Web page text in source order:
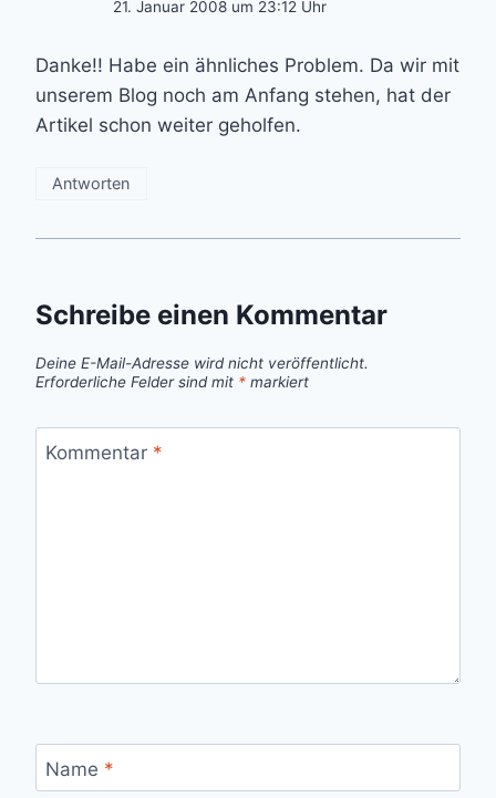
21. Januar 2008 um 23:12 Uhr
Danke!! Habe ein ähnliches Problem. Da wir mit
unserem Blog noch am Anfang stehen, hat der
Artikel schon weiter geholfen.
Antworten
Schreibe einen Kommentar
Deine E-Mail-Adresse wird nicht veröffentlicht.
Erforderliche Felder sind mit * markiert
Kommentar *
Name *